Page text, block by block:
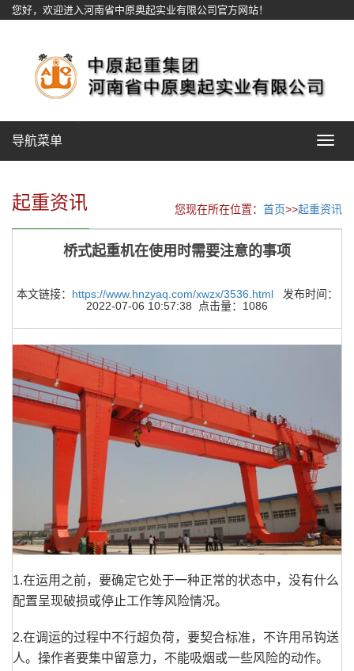
您好，欢迎进入河南省中原奥起实业有限公司官方网站！
Toggle
导航菜单
起重资讯 您现在所在位置： 首页>>起重资讯
桥式起重机在使用时需要注意的事项
本文链接： https://www.hnzyaq.com/xwzx/3536.html发布时间：
2022-07-06 10:57:38 点击量：1086
1.在运用之前，要确定它处于一种正常的状态中，没有什么
配置呈现破损或停止工作等风险情况。
2.在调运的过程中不行超负荷，要契合标准，不许用吊钩送
人。操作者要集中留意力，不能吸烟或一些风险的动作。